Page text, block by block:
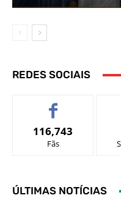
REDES SOCIAIS
116,743
Fãs
ÚLTIMAS NOTÍCIAS